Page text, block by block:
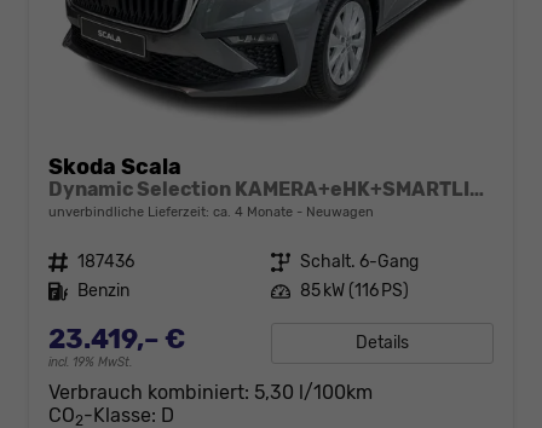
Skoda Scala
Dynamic Selection KAMERA+eHK+SMARTLINK+17" ALU+LED
unverbindliche Lieferzeit: ca. 4 Monate Neuwagen
Fahrzeugnr. 187436 Getriebe Schalt. 6-Gang
Kraftstoff Benzin Leistung 85 kW (116 PS)
23.419,– €
incl. 19% MwSt.
Details
Verbrauch kombiniert: 5,30 l/100km
CO2-Klasse: D